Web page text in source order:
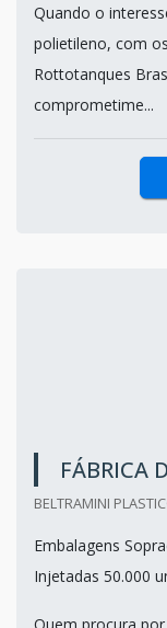
Quando o
polietileno, com
Rottotanques
comprometime...
FÁBRICA
BELTRAMINI
Embalagens
Injetadas 50.000
Quem procura